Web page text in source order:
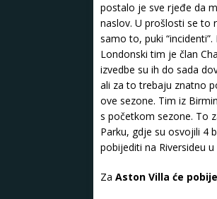
postalo je sve rjeđe da
naslov. U prošlosti se to
samo to, puki
Londonski tim je član
izvedbe su ih do sada
ali za to trebaju znatno
ove sezone. Tim iz
s početkom sezone. To
Parku, gdje su osvojili 4
pobijediti na Riversideu
Za Aston Villa će